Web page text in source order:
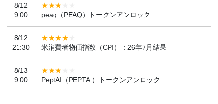
8/12
9:00
peaq（PEAQ）トークンアンロック
8/12
21:30
米消費者物価指数（CPI）：26年7月結果
8/13
9:00
PeptAI（PEPTAI）トークンアンロック